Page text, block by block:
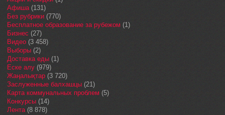
Афиша(131)
Без рубрики (770)
Бесплатное образование за рубежом (1)
Бизнес (27)
Видео (3 458)
Выборы (2)
Доставка еды (1)
Еске алу (979)
Жаңалықтар (3 720)
Заслуженные балхашцы (21)
Карта коммунальных проблем (5)
Конкурсы (14)
Лента(8 878)